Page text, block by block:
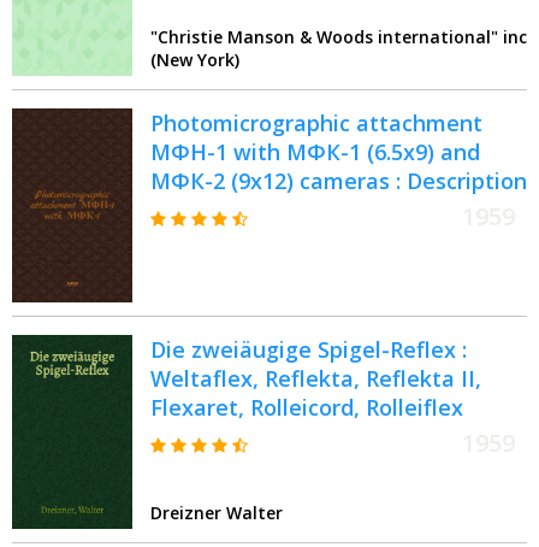
"Christie Manson & Woods international" inc
(New York)
Photomicrographic attachment
МФН-1 with МФК-1 (6.5x9) and
МФК-2 (9x12) cameras : Description
Die zweiäugige Spigel-Reflex :
Weltaflex, Reflekta, Reflekta II,
Flexaret, Rolleicord, Rolleiflex
Dreizner Walter